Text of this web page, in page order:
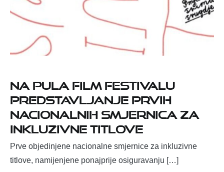
Na Pula Film Festivalu
predstavljanje prvih
nacionalnih smjernica za
inkluzivne titlove
Prve objedinjene nacionalne smjernice za inkluzivne
titlove, namijenjene ponajprije osiguravanju […]